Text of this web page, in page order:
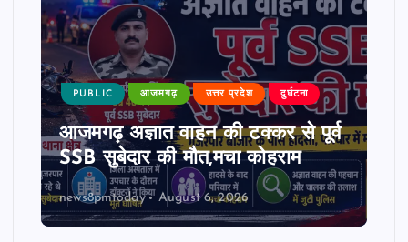
PUBLIC आजमगढ़ उत्तर प्रदेश दुर्घटना
आजमगढ़ अज्ञात वाहन की टक्कर से पूर्व
SSB सुबेदार की मौत,मचा कोहराम
news8pmtoday August 6, 2026